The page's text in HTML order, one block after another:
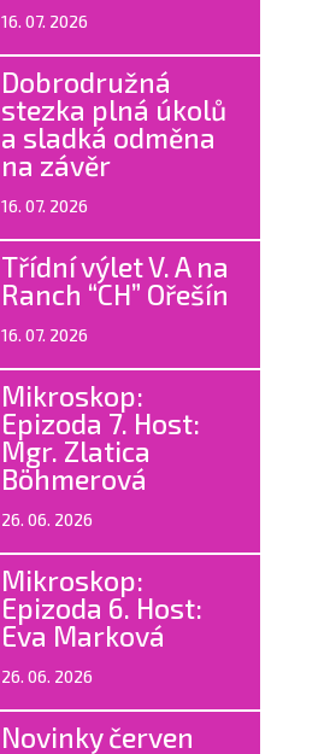
16. 07. 2026
Dobrodružná
stezka plná úkolů
a sladká odměna
na závěr
16. 07. 2026
Třídní výlet V. A na
Ranch “CH” Ořešín
16. 07. 2026
Mikroskop:
Epizoda 7. Host:
Mgr. Zlatica
Böhmerová
26. 06. 2026
Mikroskop:
Epizoda 6. Host:
Eva Marková
26. 06. 2026
Novinky červen